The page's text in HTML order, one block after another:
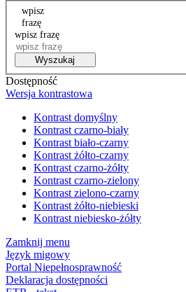
wpisz
frazę
wpisz frazę
Wyszukaj
Dostępność
Wersja kontrastowa
Kontrast domyślny
Kontrast czarno-biały
Kontrast biało-czarny
Kontrast żółto-czarny
Kontrast czarno-żółty
Kontrast czarno-zielony
Kontrast zielono-czarny
Kontrast żółto-niebieski
Kontrast niebiesko-żółty
Zamknij menu
Język migowy
Portal Niepełnosprawność
Deklaracja dostępności